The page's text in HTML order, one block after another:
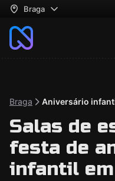
Braga
Braga Aniversário
Salas de
festa de
infantil